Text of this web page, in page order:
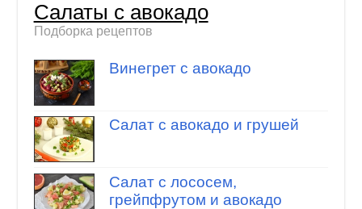
Салаты с авокадо
Подборка рецептов
Винегрет с авокадо
Салат с авокадо и грушей
Салат с лососем,
грейпфрутом и авокадо